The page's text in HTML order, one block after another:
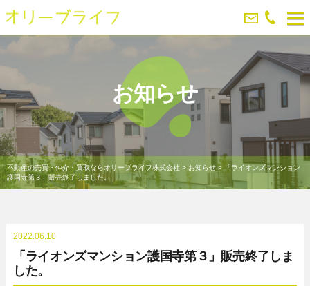
お知らせ
不動産の売買・仲介・買取ならオリーブライフ株式会社 > お知らせ> 「ライオンズマンション
護国寺第３」販売終了しました。
2022.06.10
「ライオンズマンション護国寺第３」販売終了しま
した。